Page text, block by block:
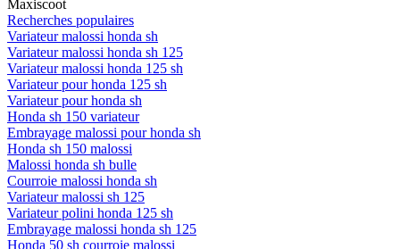
Maxiscoot
Recherches populaires
Variateur malossi honda sh
Variateur malossi honda sh 125
Variateur malossi honda 125 sh
Variateur pour honda 125 sh
Variateur pour honda sh
Honda sh 150 variateur
Embrayage malossi pour honda sh
Honda sh 150 malossi
Malossi honda sh bulle
Courroie malossi honda sh
Variateur malossi sh 125
Variateur polini honda 125 sh
Embrayage malossi honda sh 125
Honda 50 sh courroie malossi